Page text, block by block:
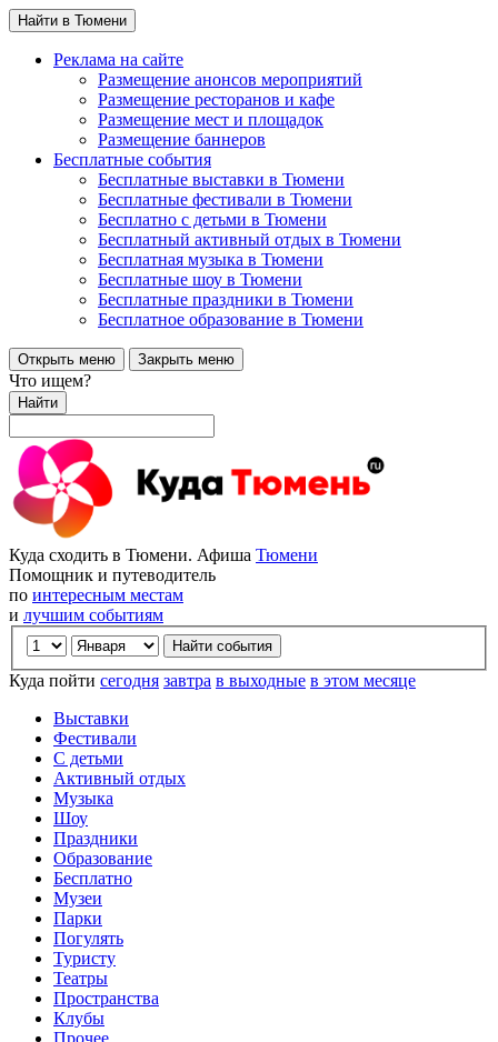
Найти в Тюмени
Реклама на сайте
Размещение анонсов мероприятий
Размещение ресторанов и кафе
Размещение мест и площадок
Размещение баннеров
Бесплатные события
Бесплатные выставки в Тюмени
Бесплатные фестивали в Тюмени
Бесплатно с детьми в Тюмени
Бесплатный активный отдых в Тюмени
Бесплатная музыка в Тюмени
Бесплатные шоу в Тюмени
Бесплатные праздники в Тюмени
Бесплатное образование в Тюмени
Открыть меню Закрыть меню
Что ищем?
Найти
Куда сходить в Тюмени. Афиша Тюмени
Помощник и путеводитель
по интересным местам
и лучшим событиям
Куда пойти сегодня завтра в выходные в этом месяце
Выставки
Фестивали
С детьми
Активный отдых
Музыка
Шоу
Праздники
Образование
Бесплатно
Музеи
Парки
Погулять
Туристу
Театры
Пространства
Клубы
Прочее